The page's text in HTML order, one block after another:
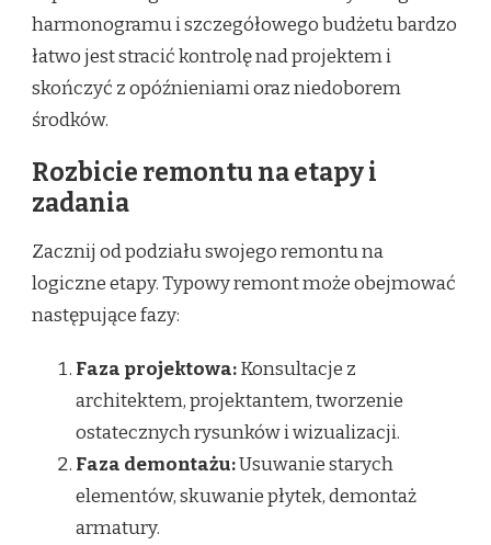
harmonogramu i szczegółowego budżetu bardzo
łatwo jest stracić kontrolę nad projektem i
skończyć z opóźnieniami oraz niedoborem
środków.
Rozbicie remontu na etapy i
zadania
Zacznij od podziału swojego remontu na
logiczne etapy. Typowy remont może obejmować
następujące fazy:
Faza projektowa:Konsultacje z
architektem, projektantem, tworzenie
ostatecznych rysunków i wizualizacji.
Faza demontażu:Usuwanie starych
elementów, skuwanie płytek, demontaż
armatury.